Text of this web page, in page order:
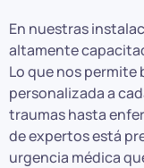
En nuestras
altamente
Lo que nos
personalizada a
traumas hasta
de expertos está
urgencia médica